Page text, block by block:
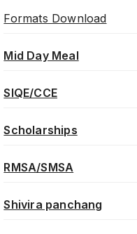
Formats Download
Mid Day Meal
SIQE/CCE
Scholarships
RMSA/SMSA
Shivira panchang